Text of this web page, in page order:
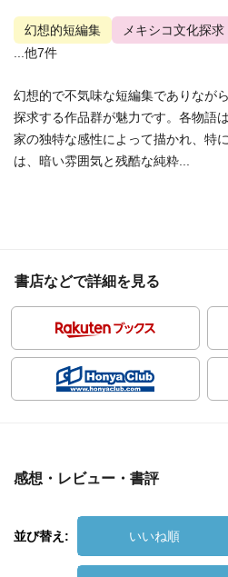
幻想的短編集 メキシコ文化探求
...他7件
幻想的で不気味な短編集でありなが
探求する作品群が魅力です。各物語
家の独特な感性によって描かれ、特
は、暗い雰囲気と残酷な純粋...
書店などで詳細を見る
感想・レビュー・書評
並び替え: いいね順